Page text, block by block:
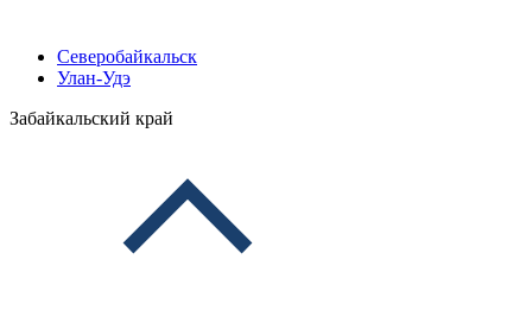
Северобайкальск
Улан-Удэ
Забайкальский край